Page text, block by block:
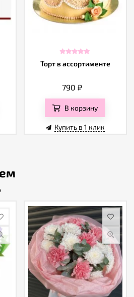
Торт в ассортименте
790₽
В корзину
Купить в 1 клик